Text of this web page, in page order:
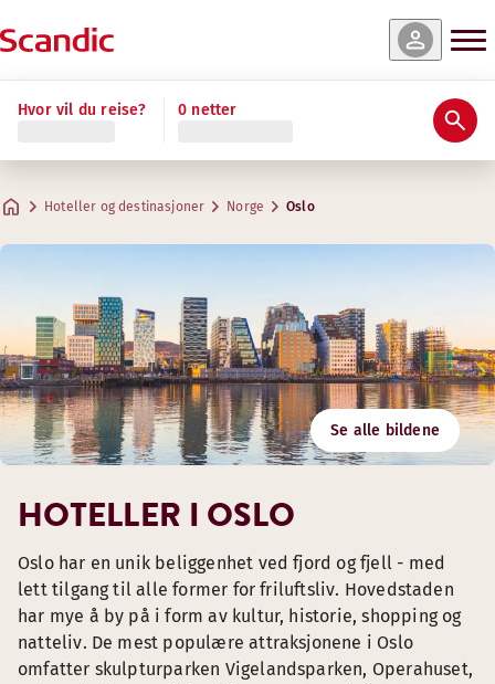
Hvor vil du reise? 0 netter
Hoteller og destinasjoner Norge Oslo
Se alle bildene
HOTELLER I OSLO
Oslo har en unik beliggenhet ved fjord og fjell - med
lett tilgang til alle former for friluftsliv. Hovedstaden
har mye å by på i form av kultur, historie, shopping og
natteliv. De mest populære attraksjonene i Oslo
omfatter skulpturparken Vigelandsparken, Operahuset,